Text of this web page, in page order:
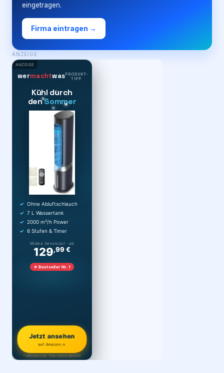
eingetragen.
Firma eintragen →
ANZEIGE
ANZEIGE
wermachtwasPRODUKT-
TIPP
Kühl durch
denSommer
Ohne Abluftschlauch
7 L Wassertank
2000 m³/h Power
6 Stufen & Timer
Midea Sensicool · ab
129,99 €
★ Bestseller Nr. 1
Jetzt ansehen
auf Amazon →
* Affiliate-Link · Preis Stand 06/2026